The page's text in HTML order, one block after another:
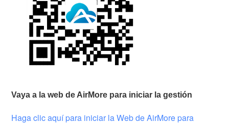
Vaya a la web de AirMore para iniciar la gestión
Haga clic aquí para iniciar la Web de AirMore para